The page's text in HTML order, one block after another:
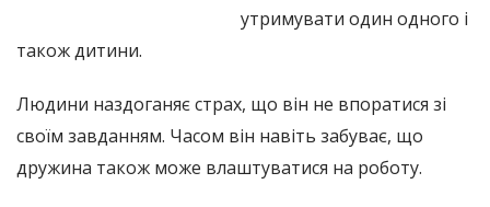
утримувати один одного і
також дитини.
Людини наздоганяє страх, що він не впоратися зі
своїм завданням. Часом він навіть забуває, що
дружина також може влаштуватися на роботу.